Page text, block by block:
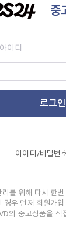
중
로그인
아이디/비밀번
를 위해 다시 한
경우 먼저 회원가
의 중고상품을 직